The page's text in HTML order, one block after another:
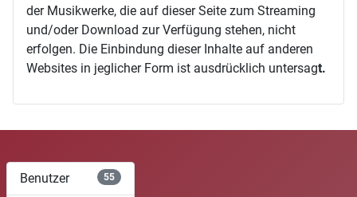
der Musikwerke, die auf dieser Seite zum Streaming
und/oder Download zur Verfügung stehen, nicht
erfolgen. Die Einbindung dieser Inhalte auf anderen
Websites in jeglicher Form ist ausdrücklich untersagt.
Benutzer 55